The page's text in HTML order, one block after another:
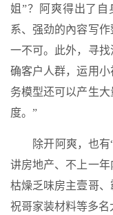
姐”？阿爽得出了自
系、强劲的內容写
一不可。此外，寻
确客户人群，运用
务模型还可以产生
度。”
除开阿爽，也有“
讲房地产、不上一
枯燥乏味房主壹哥
祝哥家装材料等多名